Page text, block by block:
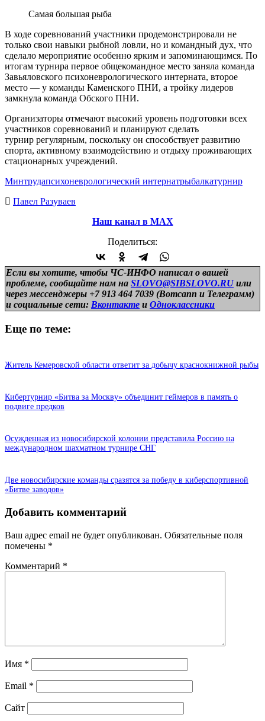
Самая большая рыба
В ходе соревнований участники продемонстрировали не
только свои навыки рыбной ловли, но и командный дух, что
сделало мероприятие особенно ярким и запоминающимся. По
итогам турнира первое общекомандное место заняла команда
Завьяловского психоневрологического интерната, второе
место — у команды Каменского ПНИ, а тройку лидеров
замкнула команда Обского ПНИ.
Организаторы отмечают высокий уровень подготовки всех
участников соревнований и планируют сделать
турнир регулярным, поскольку он способствует развитию
спорта, активному взаимодействию и отдыху проживающих
стационарных учреждений.
Минтрудапсихоневрологический интернатрыбалкатурнир
Павел Разуваев
Наш канал в МАХ
Поделиться:
Если вы хотите, чтобы ЧС-ИНФО написал о вашей
проблеме, сообщайте нам на SLOVO@SIBSLOVO.RU или
через мессенджеры +7 913 464 7039 (Вотсапп и Телеграмм)
и социальные сети: Вконтакте и Одноклассники
Еще по теме:
Житель Кемеровской области ответит за добычу краснокнижной рыбы
Кибертурнир «Битва за Москву» объединит геймеров в память о
подвиге предков
Осужденная из новосибирской колонии представила Россию на
международном шахматном турнире СНГ
Две новосибирские команды сразятся за победу в киберспортивной
«Битве заводов»
Добавить комментарий
Ваш адрес email не будет опубликован. Обязательные поля
помечены *
Комментарий *
Имя *
Email *
Сайт